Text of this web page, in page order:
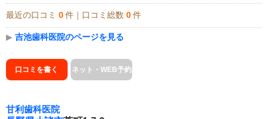
最近の口コミ 0 件｜口コミ総数 0 件
▶ 吉池歯科医院のページを見る
口コミを書く ネット・WEB予約
甘利歯科医院